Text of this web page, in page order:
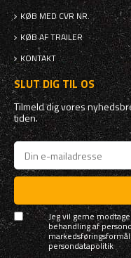
KØB MED CVR NR.
KØB AF TRAILER
KONTAKT
SLUT DIG TIL OS
Tilmeld dig vores
tiden.
Jeg vil gerne
behandling af
persondatapolitik